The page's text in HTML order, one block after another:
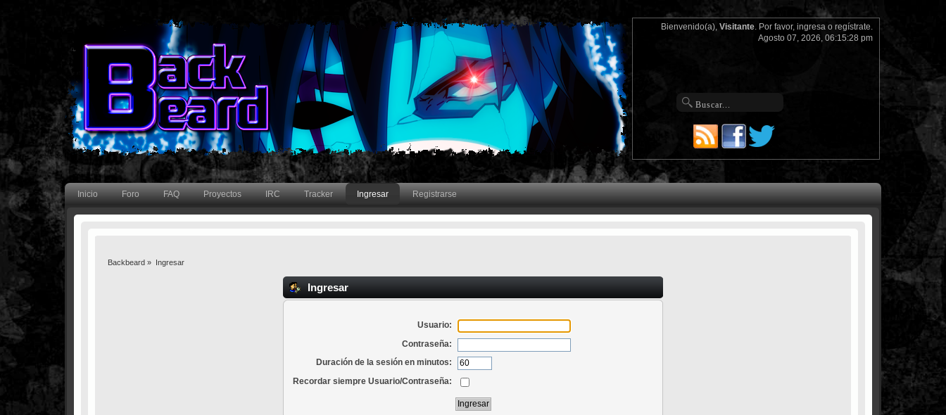
Bienvenido(a), Visitante. Por favor, ingresao regístrate.
Agosto 07, 2026, 06:15:28 pm
Inicio Foro FAQ Proyectos IRC Tracker Ingresar Registrarse
Backbeard » Ingresar
Ingresar
Usuario:
Contraseña:
Duración de la sesión en minutos:
Recordar siempre Usuario/Contraseña: